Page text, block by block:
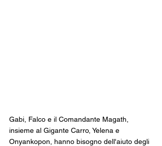
Gabi, Falco e il Comandante Magath,
insieme al Gigante Carro, Yelena e
Onyankopon, hanno bisogno dell'aiuto degli